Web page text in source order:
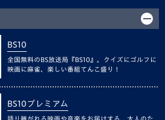
BS10
全国無料のBS放送局『BS10』。クイズにゴルフに
映画に麻雀、楽しい番組てんこ盛り！
BS10プレミアム
語り継がれる映画や音楽をお届けする、大人のた